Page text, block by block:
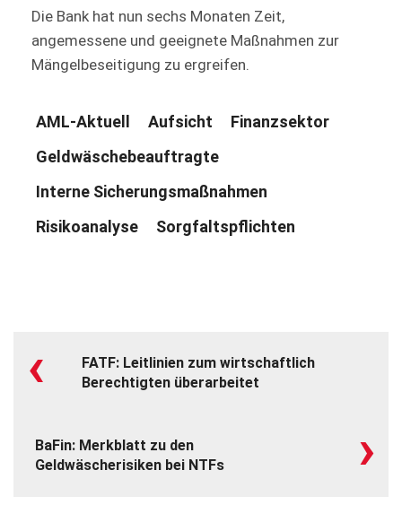
Die Bank hat nun sechs Monaten Zeit,
angemessene und geeignete Maßnahmen zur
Mängelbeseitigung zu ergreifen.
AML-Aktuell Aufsicht
Finanzsektor
Geldwäschebeauftragte
Interne Sicherungsmaßnahmen
Risikoanalyse
Sorgfaltspflichten
‹
FATF: Leitlinien zum wirtschaftlich
Berechtigten überarbeitet
BaFin: Merkblatt zu den
Geldwäscherisiken bei NTFs
›